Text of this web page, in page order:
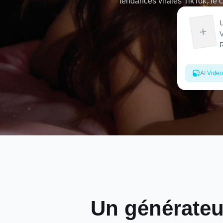
AI Video
Un